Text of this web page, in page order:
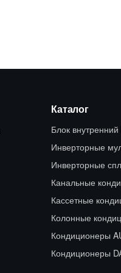
Каталог
Блок
Инверторные
Инверторные
Канальные
Кассетные
Колонные
Кондиционеры
Кондиционеры